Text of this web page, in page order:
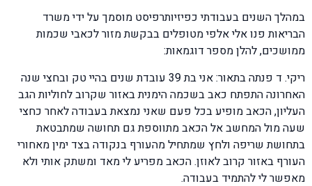
במהלך השנים בעבודתי כפיזיותרפיסט מוסמך על ידי משרד
הבריאות פנו אלי אלפי מטופלים בבקשת מזור לכאבי שכמות
ממושכים, להלן מספר דוגמאות:
ריקי. ד פנתה בתאור: אני בת 39 עובדת שנים בהיי טק ובחצי שנה
האחרונה התפתח כאב בשכמה הימנית באזור שקרוב לחוליות הגב
העליון, הכאב מופיע בכל פעם שאני נמצאת בעבודה לאחר כחצי
שעה מול המחשב אל הכאב מתווספת גם תחושה שמתבטאת
בתחושת שריפה ולחץ שמתחיל מהעורף בנקודה בצד ימין מאחורי
העורף באזור קרוב לאוזן. הכאב מפריע לי מאד ומשתק אותי ולא
מאפשר לי להתמיד בעבודה.